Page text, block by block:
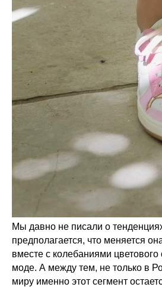
Мы давно не писали о
предполагается, что меняется
вместе с колебаниями цветового
моде. А между тем, не только в
миру именно этот сегмент